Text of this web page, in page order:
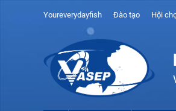
Youreverydayfish Đào tạo Hội